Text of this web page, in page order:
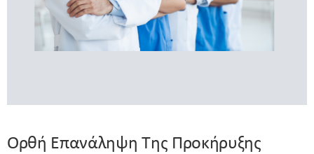
Ορθή Επανάληψη Της Προκήρυξης